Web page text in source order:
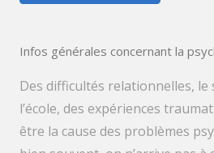
Infos générales concernant la
Des difficultés relationnelles,
l’école, des expériences
être la cause des problèmes